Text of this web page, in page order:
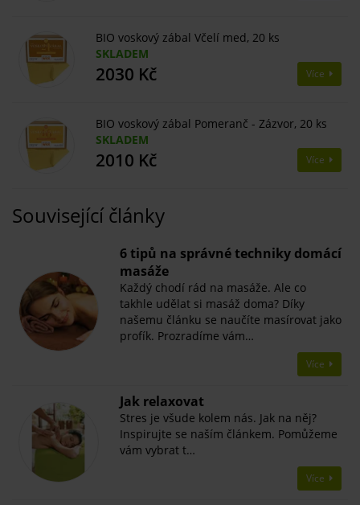
BIO voskový zábal Včelí med, 20 ks
SKLADEM
2030 Kč Více
BIO voskový zábal Pomeranč - Zázvor, 20 ks
SKLADEM
2010 Kč Více
Související články
6 tipů na správné techniky domácí
masáže
Každý chodí rád na masáže. Ale co
takhle udělat si masáž doma? Díky
našemu článku se naučíte masírovat jako
profík. Prozradíme vám…
Více
Jak relaxovat
Stres je všude kolem nás. Jak na něj?
Inspirujte se naším článkem. Pomůžeme
vám vybrat t…
Více